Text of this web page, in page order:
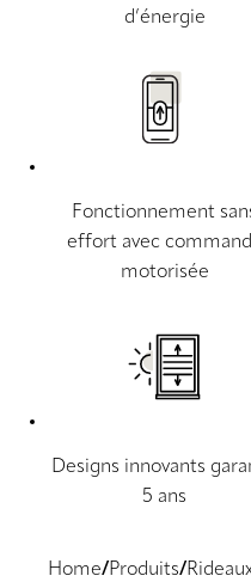
d’énergie
Fonctionnement
effort avec
motorisée
Designs innovants
5 ans
Home Produits